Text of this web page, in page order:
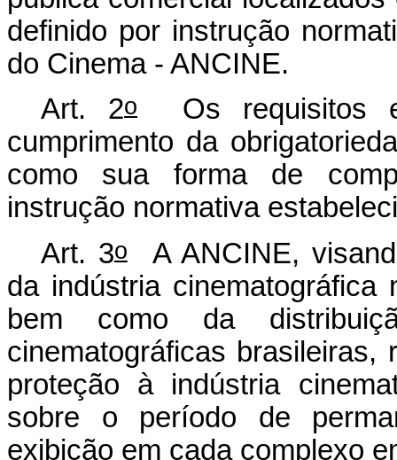
definido por instrução
do Cinema - ANCINE.
Art. 2oOs requisitos e
cumprimento da
como sua forma de
instrução normativa
Art. 3oA ANCINE,
da indústria
bem como da
cinematográficas
proteção à indústria
sobre o período de
exibição em cada complexo